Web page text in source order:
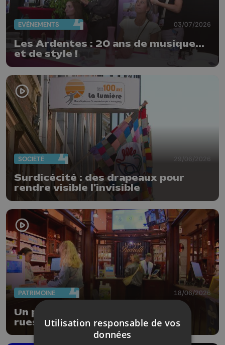
EVÈNEMENTS 03/07/2026
Les Ardentes : 20 ans de musique...
et de style !
SOCIÉTÉ 29/06/2026
Surdicécité : des drapeaux pour
rendre visible l'invisible
PATRIMOINE 18/06/2026
Un parcours thématique dans les
rues de la Ville de Liège
Utilisation responsable de vos
données